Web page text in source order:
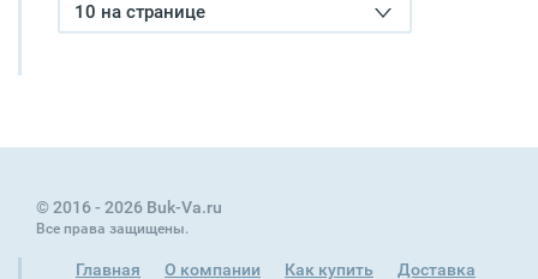
10 на странице
© 2016 - 2026 Buk-Va.ru
Все права защищены.
Главная О компании Как купить Доставка